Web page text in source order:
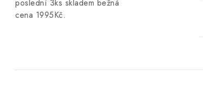
poslední 3ks skladem bežná
cena 1995Kč.